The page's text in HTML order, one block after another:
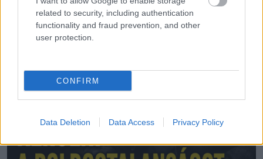
related to security, including authentication
functionality and fraud prevention, and other
user protection.
CONFIRM
Data Deletion Data Access Privacy Policy